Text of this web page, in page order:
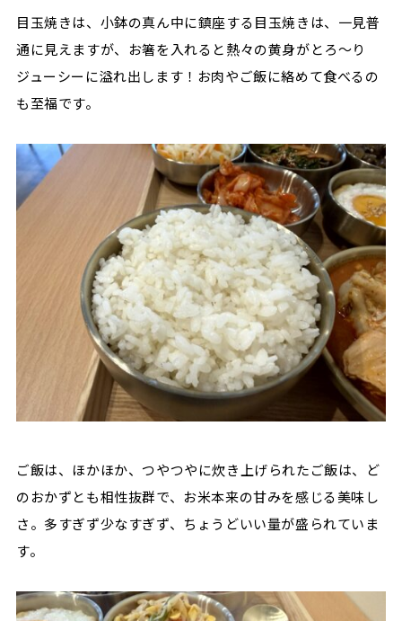
目玉焼きは、小鉢の真ん中に鎮座する目玉焼きは、一見普
通に見えますが、お箸を入れると熱々の黄身がとろ〜り
ジューシーに溢れ出します！お肉やご飯に絡めて食べるの
も至福です。
ご飯は、ほかほか、つやつやに炊き上げられたご飯は、ど
のおかずとも相性抜群で、お米本来の甘みを感じる美味し
さ。多すぎず少なすぎず、ちょうどいい量が盛られていま
す。